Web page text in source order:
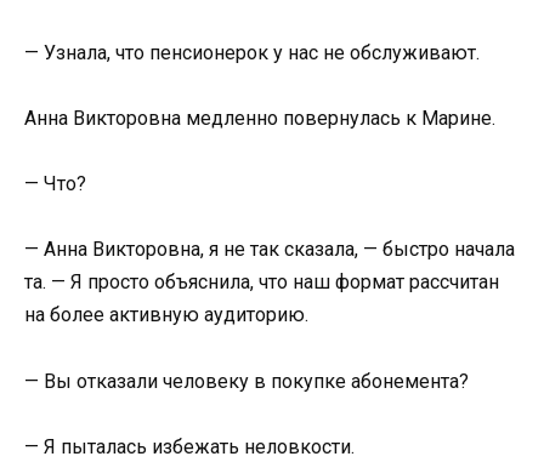
— Узнала, что пенсионерок у нас не обслуживают.
Анна Викторовна медленно повернулась к Марине.
— Что?
— Анна Викторовна, я не так сказала, — быстро начала
та. — Я просто объяснила, что наш формат рассчитан
на более активную аудиторию.
— Вы отказали человеку в покупке абонемента?
— Я пыталась избежать неловкости.